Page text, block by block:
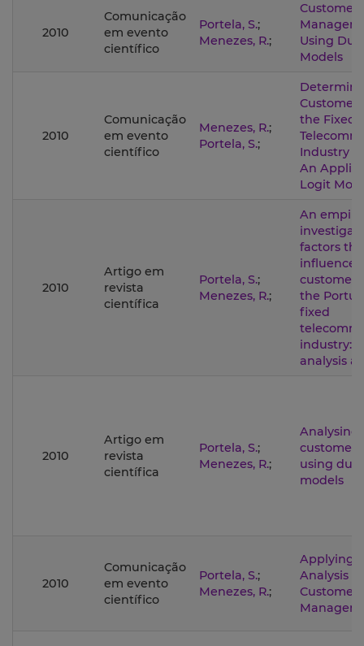
2010
Comunicação
em evento
científico
Portela, S.;
Menezes, R.;
Customer
Using
Models
2010
Comunicação
em evento
científico
Menezes, R.;
Portela, S.;
Customer
the Fixed
Industry
An
Logit
2010
Artigo em
revista
científica
Portela, S.;
Menezes, R.;
An
factors
influence
customer
the
fixed
industry:
analysis
2010
Artigo em
revista
científica
Portela, S.;
Menezes, R.;
Analysing
customer
using
models
2010
Comunicação
em evento
científico
Portela, S.;
Menezes, R.;
Applying
Analysis
Customer